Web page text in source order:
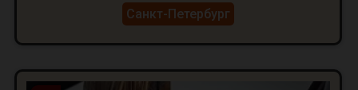
Санкт-Петербург